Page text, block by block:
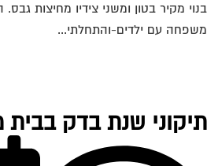
מקיר בטון ומשני צידיו מחיצות גבס.
עם ילדים-והתחלתי...
שנת בדק בבית